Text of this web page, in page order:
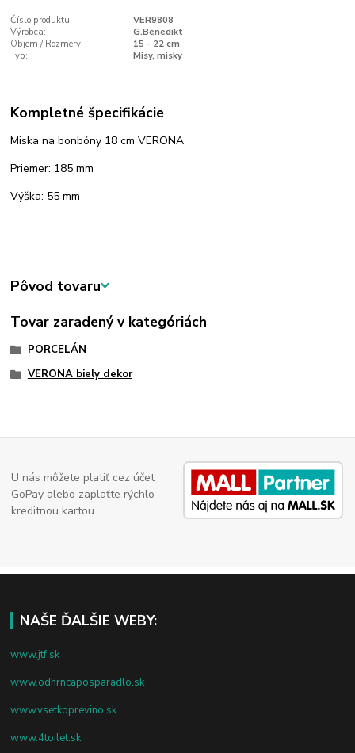
Číslo produktu:
VER9808
Výrobca:
G.Benedikt
Objem / Rozmery:
15 - 22 cm
Typ:
Misy, misky
Kompletné špecifikácie
Miska na bonbóny 18 cm VERONA
Priemer: 185 mm
Výška: 55 mm
Pôvod tovaru
Tovar zaradený v kategóriách
PORCELÁN
VERONA biely dekor
U nás môžete platiť cez účet
GoPay alebo zaplaťte rýchlo
kreditnou kartou.
NAŠE ĎALŠIE WEBY:
www.jtf.sk
www.odhrncaposparadlo.sk
www.vsetkoprevino.sk
www.4toilet.sk